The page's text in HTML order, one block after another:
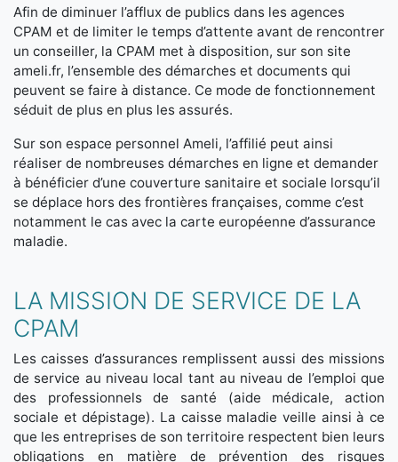
Afin de diminuer l’afflux de publics dans les agences
CPAM et de limiter le temps d’attente avant de rencontrer
un conseiller, la CPAM met à disposition, sur son site
ameli.fr, l’ensemble des démarches et documents qui
peuvent se faire à distance. Ce mode de fonctionnement
séduit de plus en plus les assurés.
Sur son espace personnel Ameli, l’affilié peut ainsi
réaliser de nombreuses démarches en ligne et demander
à bénéficier d’une couverture sanitaire et sociale lorsqu’il
se déplace hors des frontières françaises, comme c’est
notamment le cas avec la carte européenne d’assurance
maladie.
LA MISSION DE SERVICE DE LA
CPAM
Les caisses d’assurances remplissent aussi des missions
de service au niveau local tant au niveau de l’emploi que
des professionnels de santé (aide médicale, action
sociale et dépistage). La caisse maladie veille ainsi à ce
que les entreprises de son territoire respectent bien leurs
obligations en matière de prévention des risques